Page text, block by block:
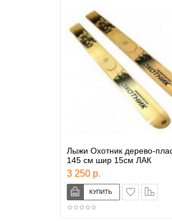
Лыжи Охотник дерево-
145 см шир 15см ЛАК
3 250 р.
в закладки